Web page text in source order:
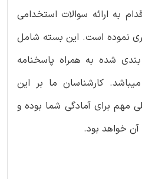
به ارائه سوالات استخدامی
نموده است. این بسته شامل
بندی شده به همراه پاسخنامه
کارشناسان ما بر این
مهم برای آمادگی شما بوده و
خواهد بود.